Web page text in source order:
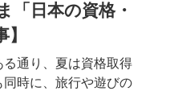
「日本の資格・
る通り、夏は資格取得
時に、旅行や遊びの